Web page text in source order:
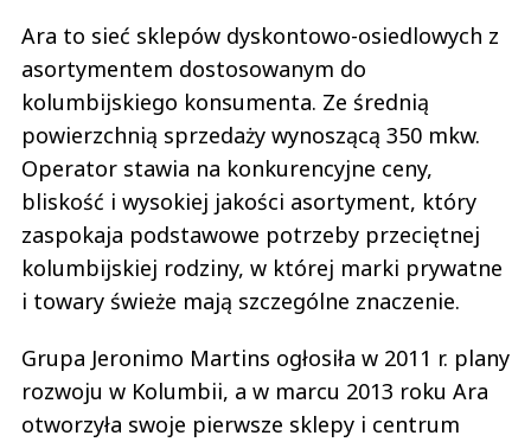
Ara to sieć sklepów dyskontowo-osiedlowych z
asortymentem dostosowanym do
kolumbijskiego konsumenta. Ze średnią
powierzchnią sprzedaży wynoszącą 350 mkw.
Operator stawia na konkurencyjne ceny,
bliskość i wysokiej jakości asortyment, który
zaspokaja podstawowe potrzeby przeciętnej
kolumbijskiej rodziny, w której marki prywatne
i towary świeże mają szczególne znaczenie.
Grupa Jeronimo Martins ogłosiła w 2011 r. plany
rozwoju w Kolumbii, a w marcu 2013 roku Ara
otworzyła swoje pierwsze sklepy i centrum